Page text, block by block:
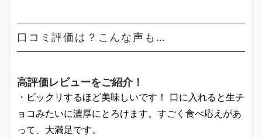
口コミ評価は？こんな声も…
高評価レビューをご紹介！
・ビックリするほど美味しいです！ 口に入れると生チ
ョコみたいに濃厚にとろけます。すごく食べ応えがあ
って、大満足です。